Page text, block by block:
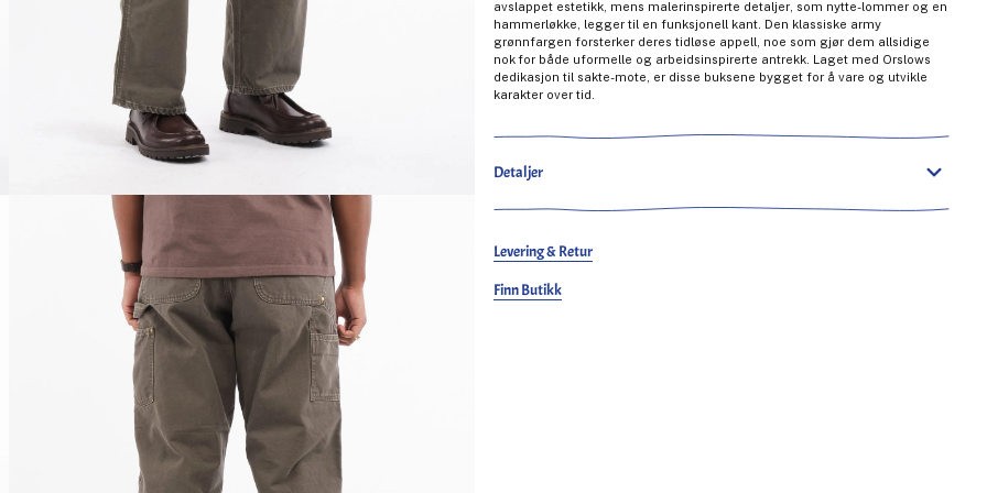
avslappet estetikk, mens malerinspirerte detaljer, som nytte-lommer og en
hammerløkke, legger til en funksjonell kant. Den klassiske army
grønnfargen forsterker deres tidløse appell, noe som gjør dem allsidige
nok for både uformelle og arbeidsinspirerte antrekk. Laget med Orslows
dedikasjon til sakte-mote, er disse buksene bygget for å vare og utvikle
karakter over tid.
Detaljer
Levering & Retur
Finn Butikk